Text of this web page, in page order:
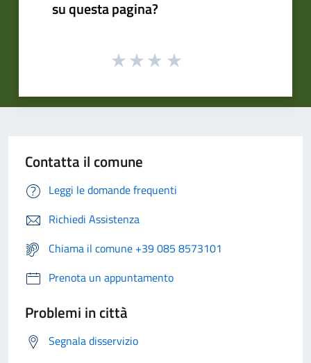
su questa pagina?
Contatta il comune
Leggi le domande frequenti
Richiedi Assistenza
Chiama il comune +39 085 8573101
Prenota un appuntamento
Problemi in città
Segnala disservizio